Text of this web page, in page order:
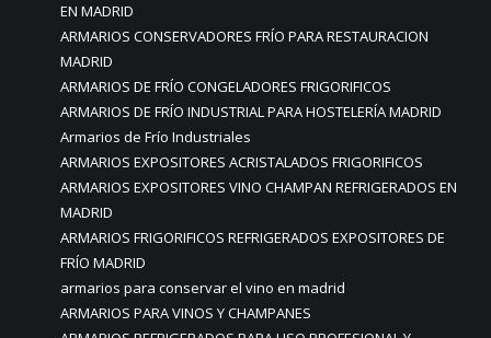
EN MADRID
ARMARIOS CONSERVADORES FRÍO PARA RESTAURACION
MADRID
ARMARIOS DE FRÍO CONGELADORES FRIGORIFICOS
ARMARIOS DE FRÍO INDUSTRIAL PARA HOSTELERÍA MADRID
Armarios de Frío Industriales
ARMARIOS EXPOSITORES ACRISTALADOS FRIGORIFICOS
ARMARIOS EXPOSITORES VINO CHAMPAN REFRIGERADOS EN
MADRID
ARMARIOS FRIGORIFICOS REFRIGERADOS EXPOSITORES DE
FRÍO MADRID
armarios para conservar el vino en madrid
ARMARIOS PARA VINOS Y CHAMPANES